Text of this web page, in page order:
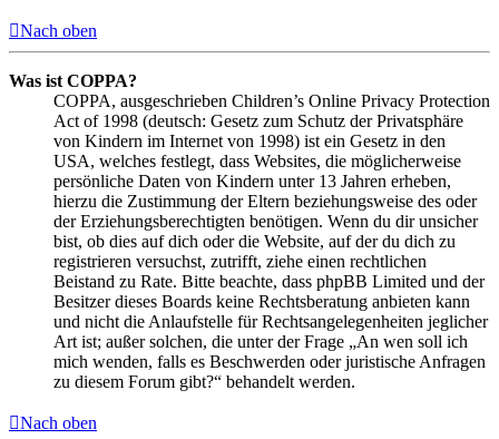
Nach oben
Was ist COPPA?
COPPA, ausgeschrieben Children’s Online Privacy Protection
Act of 1998 (deutsch: Gesetz zum Schutz der Privatsphäre
von Kindern im Internet von 1998) ist ein Gesetz in den
USA, welches festlegt, dass Websites, die möglicherweise
persönliche Daten von Kindern unter 13 Jahren erheben,
hierzu die Zustimmung der Eltern beziehungsweise des oder
der Erziehungsberechtigten benötigen. Wenn du dir unsicher
bist, ob dies auf dich oder die Website, auf der du dich zu
registrieren versuchst, zutrifft, ziehe einen rechtlichen
Beistand zu Rate. Bitte beachte, dass phpBB Limited und der
Besitzer dieses Boards keine Rechtsberatung anbieten kann
und nicht die Anlaufstelle für Rechtsangelegenheiten jeglicher
Art ist; außer solchen, die unter der Frage „An wen soll ich
mich wenden, falls es Beschwerden oder juristische Anfragen
zu diesem Forum gibt?“ behandelt werden.
Nach oben